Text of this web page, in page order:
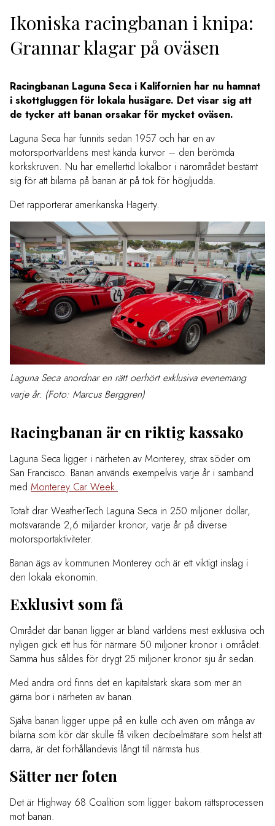
Ikoniska racingbanan i knipa:
Grannar klagar på oväsen
Racingbanan Laguna Seca i Kalifornien har nu hamnat
i skottgluggen för lokala husägare. Det visar sig att
de tycker att banan orsakar för mycket oväsen.
Laguna Seca har funnits sedan 1957 och har en av
motorsportvärldens mest kända kurvor – den berömda
korkskruven. Nu har emellertid lokalbor i närområdet bestämt
sig för att bilarna på banan är på tok för högljudda.
Det rapporterar amerikanska Hagerty.
Laguna Seca anordnar en rätt oerhört exklusiva evenemang
varje år. (Foto: Marcus Berggren)
Racingbanan är en riktig kassako
Laguna Seca ligger i närheten av Monterey, strax söder om
San Francisco. Banan används exempelvis varje år i samband
med Monterey Car Week.
Totalt drar WeatherTech Laguna Seca in 250 miljoner dollar,
motsvarande 2,6 miljarder kronor, varje år på diverse
motorsportaktiviteter.
Banan ägs av kommunen Monterey och är ett viktigt inslag i
den lokala ekonomin.
Exklusivt som få
Området där banan ligger är bland världens mest exklusiva och
nyligen gick ett hus för närmare 50 miljoner kronor i området.
Samma hus såldes för drygt 25 miljoner kronor sju år sedan.
Med andra ord finns det en kapitalstark skara som mer än
gärna bor i närheten av banan.
Själva banan ligger uppe på en kulle och även om många av
bilarna som kör där skulle få vilken decibelmätare som helst att
darra, är det förhållandevis långt till närmsta hus.
Sätter ner foten
Det är Highway 68 Coalition som ligger bakom rättsprocessen
mot banan.